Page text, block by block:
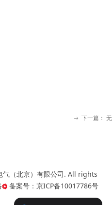
ꁹ 下一篇： 无
（北京）有限公司. All rights
备案号： 京ICP备10017786号